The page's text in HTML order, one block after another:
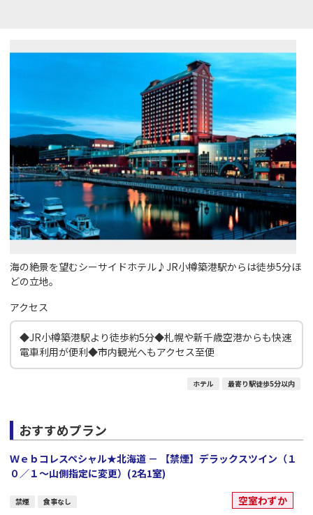
海の絶景を望むシーサイドホテル♪JR小樽築港駅からは徒歩5分ほ
どの立地。
アクセス
◆JR小樽築港駅より徒歩約5分◆札幌や新千歳空港からも快速
電車利用が便利◆市内観光へもアクセス至便
ホテル 最寄り駅徒歩5分以内
おすすめプラン
Ｗｅｂコレスペシャル★北海道 － 【禁煙】デラックスツイン（１
０／１～山側指定に変更）(2名1室)
禁煙 食事なし 空室わずか